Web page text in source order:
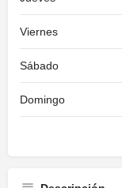
Viernes
Sábado
Domingo